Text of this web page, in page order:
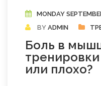
MONDAY
BY ADMIN
Боль в
или плохо?